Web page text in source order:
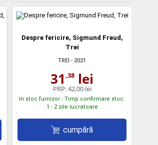
Despre fericire, Sigmund Freud,
Trei
TREI - 2021
31 ,38 lei
PRP:42,00 lei
In stoc furnizor - Timp confirmare stoc:
1 - 2 zile lucratoare
cumpără